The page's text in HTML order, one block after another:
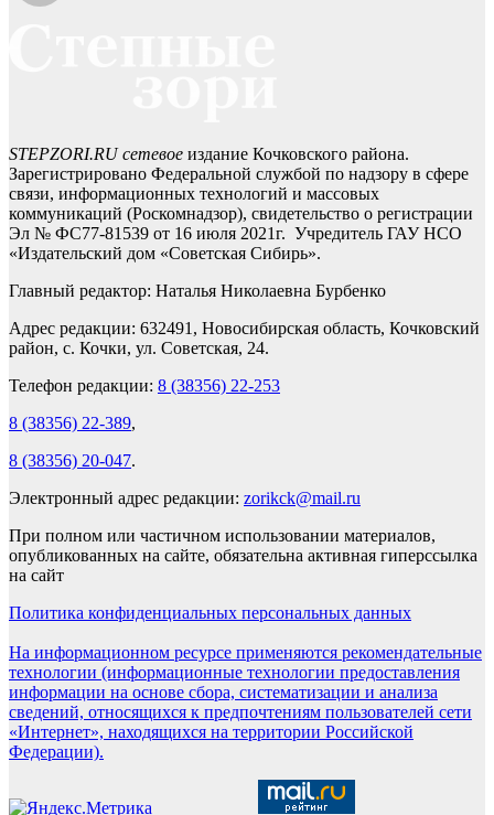
STEPZORI.RU сетевое издание Кочковского района.
Зарегистрировано Федеральной службой по надзору в сфере
связи, информационных технологий и массовых
коммуникаций (Роскомнадзор), свидетельство о регистрации
Эл № ФС77-81539 от 16 июля 2021г. Учредитель ГАУ НСО
«Издательский дом «Советская Сибирь».
Главный редактор: Наталья Николаевна Бурбенко
Адрес редакции: 632491, Новосибирская область, Кочковский
район, с. Кочки, ул. Советская, 24.
Телефон редакции: 8 (38356) 22-253
8 (38356) 22-389,
8 (38356) 20-047.
Электронный адрес редакции: zorikck@mail.ru
При полном или частичном использовании материалов,
опубликованных на сайте, обязательна активная гиперссылка
на сайт
Политика конфиденциальных персональных данных
На информационном ресурсе применяются рекомендательные
технологии (информационные технологии предоставления
информации на основе сбора, систематизации и анализа
сведений, относящихся к предпочтениям пользователей сети
«Интернет», находящихся на территории Российской
Федерации).